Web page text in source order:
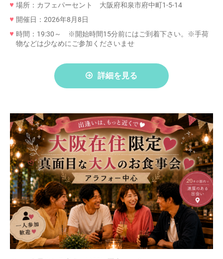
場所：カフェパーセント 大阪府和泉市府中町1-5-14
開催日：2026年8月8日
時間：19:30～ ※開始時間15分前にはご到着下さい。※手荷
物などは少なめにご参加くださいませ
詳細を見る